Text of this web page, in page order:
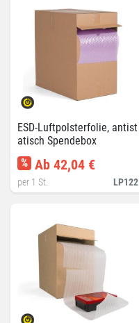
ESD-Luftpolsterfolie, antist
atisch Spendebox
LP122
% Ab 42,04 €
per 1 St.